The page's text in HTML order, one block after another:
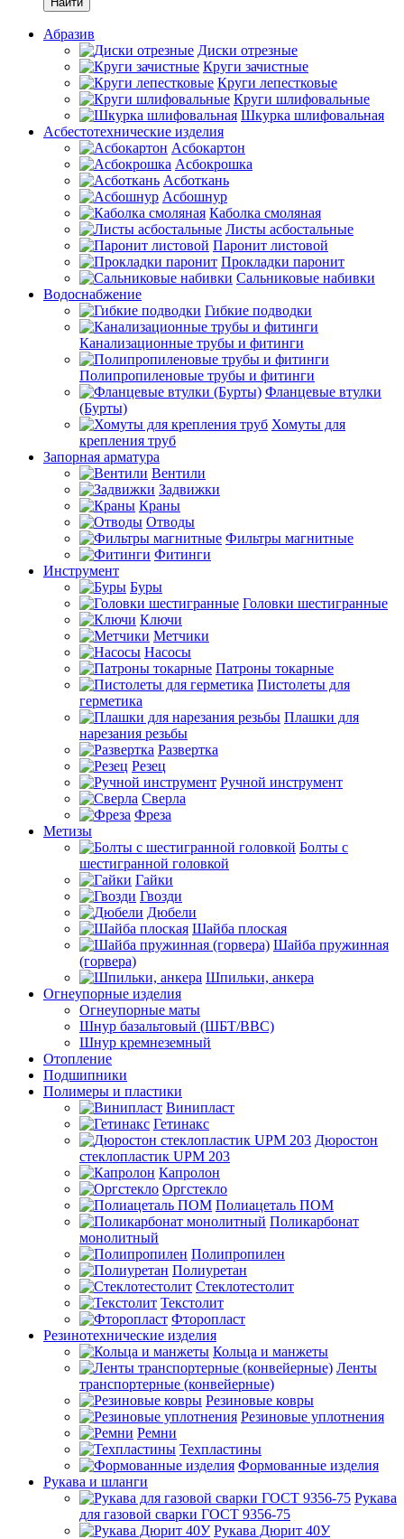
Абразив
Диски отрезные
Круги зачистные
Круги лепестковые
Круги шлифовальные
Шкурка шлифовальная
Асбестотехнические изделия
Асбокартон
Асбокрошка
Асботкань
Асбошнур
Каболка смоляная
Листы асбостальные
Паронит листовой
Прокладки паронит
Сальниковые набивки
Водоснабжение
Гибкие подводки
Канализационные трубы и фитинги
Полипропиленовые трубы и фитинги
Фланцевые втулки
(Бурты)
Хомуты для
крепления труб
Запорная арматура
Вентили
Задвижки
Краны
Отводы
Фильтры магнитные
Фитинги
Инструмент
Буры
Головки шестигранные
Ключи
Метчики
Насосы
Патроны токарные
Пистолеты для
герметика
Плашки для
нарезания резьбы
Развертка
Резец
Ручной инструмент
Сверла
Фреза
Метизы
Болты с
шестигранной головкой
Гайки
Гвозди
Дюбели
Шайба плоская
Шайба пружинная
(горвера)
Шпильки, анкера
Огнеупорные изделия
Огнеупорные маты
Шнур базальтовый (ШБТ/ВВС)
Шнур кремнеземный
Отопление
Подшипники
Полимеры и пластики
Винипласт
Гетинакс
Дюростон
стеклопластик UPM 203
Капролон
Оргстекло
Полиацеталь ПОМ
Поликарбонат
монолитный
Полипропилен
Полиуретан
Стеклотестолит
Текстолит
Фторопласт
Резинотехнические изделия
Кольца и манжеты
Ленты
транспортерные (конвейерные)
Резиновые ковры
Резиновые уплотнения
Ремни
Техпластины
Формованные изделия
Рукава и шланги
Рукава
для газовой сварки ГОСТ 9356-75
Рукава Дюрит 40У